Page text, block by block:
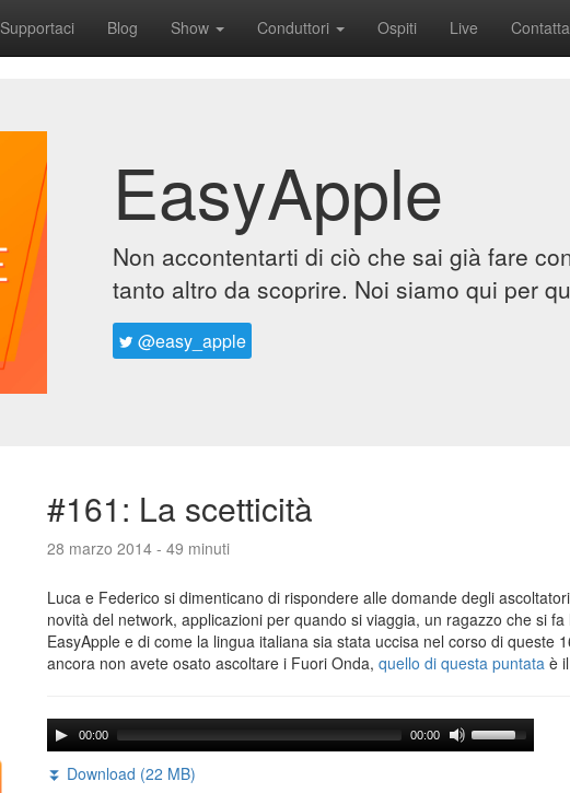
Supportaci Blog Show Conduttori Ospiti Live
EasyApple
Non accontentarti di ciò che sai già fare
tanto altro da scoprire. Noi siamo qui per
@easy_apple
#161: La scetticità
28 marzo 2014 - 49 minuti
Luca e Federico si dimenticano di rispondere alle domande degli
novità del network, applicazioni per quando si viaggia, un ragazzo che si
EasyApple e di come la lingua italiana sia stata uccisa nel corso di queste
ancora non avete osato ascoltare i Fuori Onda, quello di questa puntata è
00:00 00:00
⏬ Download (22 MB)